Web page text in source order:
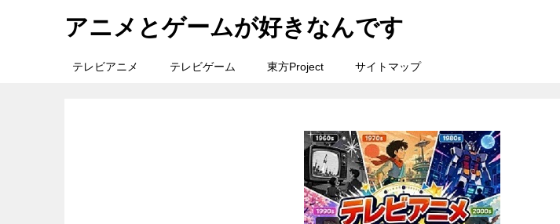
アニメとゲームが好きなんです
テレビアニメ テレビゲーム 東方Project サイトマップ